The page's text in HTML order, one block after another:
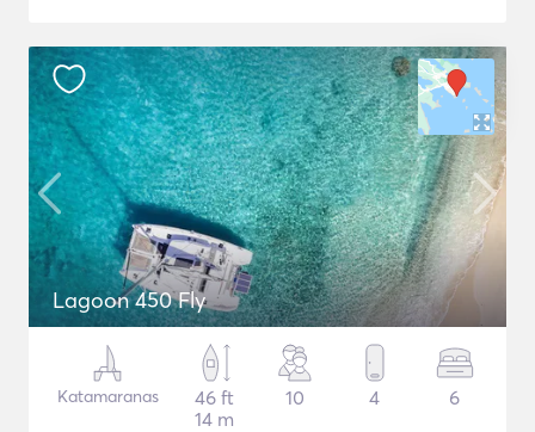
Lagoon 450 Fly
Katamaranas
46 ft
14 m
10 4 6